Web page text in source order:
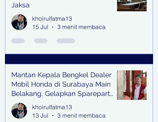
Jaksa
khoirulfatma13
15 Jul
3 menit membaca
Mantan Kepala Bengkel Dealer
Mobil Honda di Surabaya Main
Belakang, Gelapkan Sparepart
Senilai Rp 1,9 Miliar
khoirulfatma13
13 Jul
3 menit membaca